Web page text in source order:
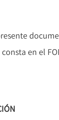
consta en el